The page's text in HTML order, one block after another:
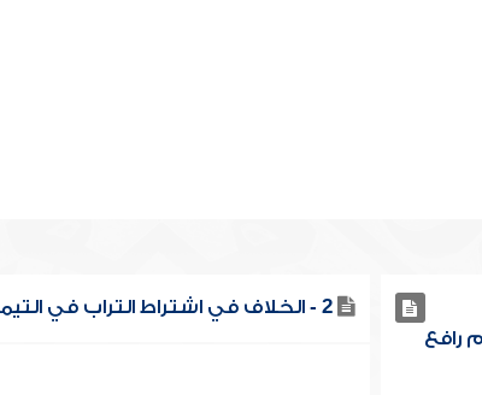
رافع
2 - الخلاف في اشتراط التراب في التيمم